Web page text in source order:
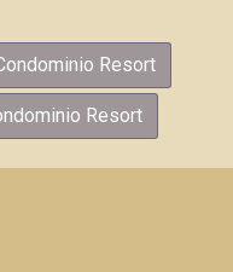
Resort
Resort